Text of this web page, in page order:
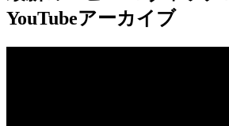
YouTubeアーカイブ